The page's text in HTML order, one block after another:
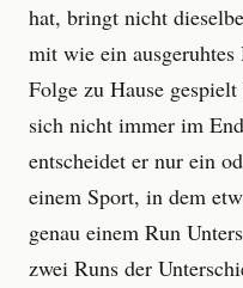
hat, bringt nicht
mit wie ein
Folge zu Hause
sich nicht immer im
entscheidet er nur ein
einem Sport, in dem
genau einem Run
zwei Runs der